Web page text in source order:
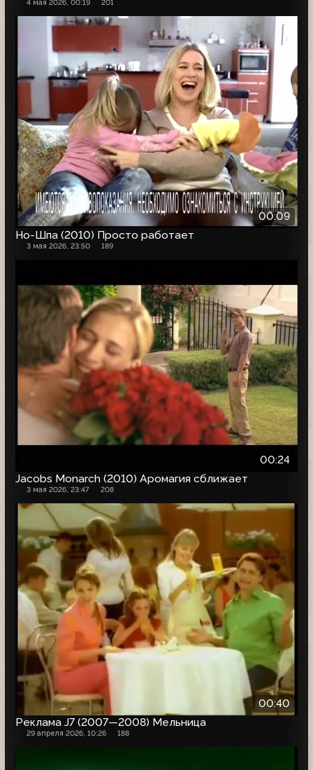
4 мая 2026, 00:19 201
00:09
Но-Шпа (2010) Просто работает
3 мая 2026, 23:50 189
00:24
Jacobs Monarch (2010) Аромагия сближает
3 мая 2026, 23:47 208
00:40
Реклама J7 (2007—2008) Мельница
29 апреля 2026, 10:26 188